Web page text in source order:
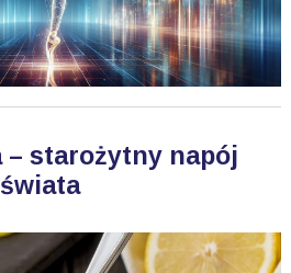
– starożytny napój